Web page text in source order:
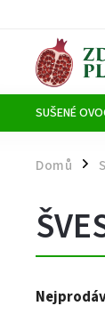
SUŠENÉ
Domů /